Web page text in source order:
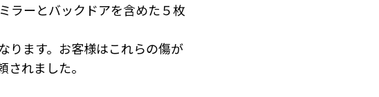
ラーとバックドアを含めた５枚
ります。お客様はこれらの傷が
れました。